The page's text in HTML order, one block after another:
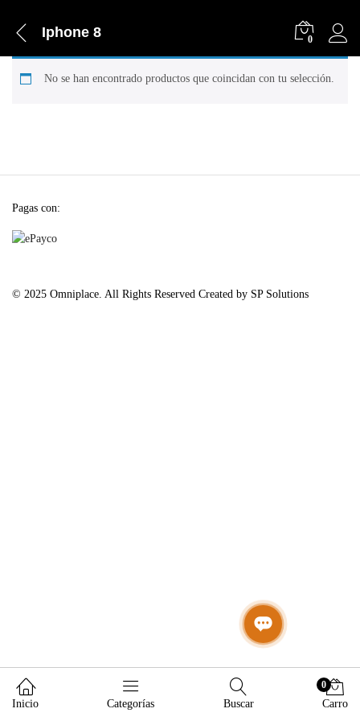
Iphone 8 0
No se han encontrado productos que coincidan con tu selección.
© 2025 Omniplace. All Rights Reserved Created by SP Solutions
Pagas con:
Inicio Categorías Buscar
0
Carro